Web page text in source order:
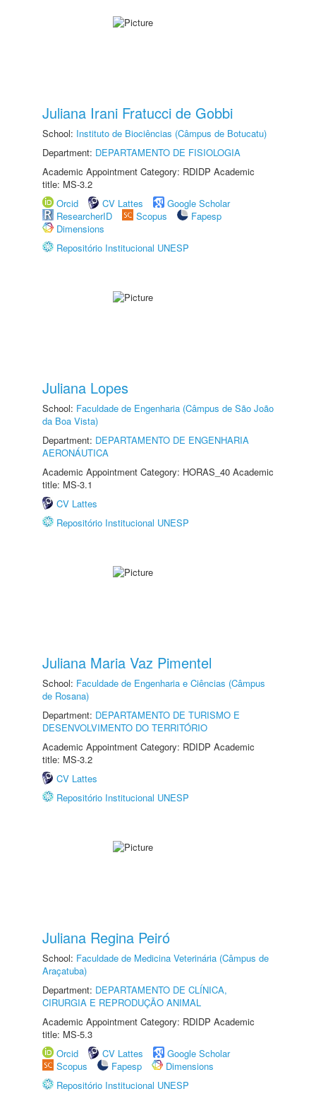
Juliana Irani Fratucci de Gobbi
School: Instituto de Biociências (Câmpus de Botucatu)
Department: DEPARTAMENTO DE FISIOLOGIA
Academic Appointment Category: RDIDP Academic
title: MS-3.2
Orcid
CV Lattes
Google Scholar
ResearcherID
Scopus
Fapesp
Dimensions
Repositório Institucional UNESP
Juliana Lopes
School: Faculdade de Engenharia (Câmpus de São João
da Boa Vista)
Department: DEPARTAMENTO DE ENGENHARIA
AERONÁUTICA
Academic Appointment Category: HORAS_40 Academic
title: MS-3.1
CV Lattes
Repositório Institucional UNESP
Juliana Maria Vaz Pimentel
School: Faculdade de Engenharia e Ciências (Câmpus
de Rosana)
Department: DEPARTAMENTO DE TURISMO E
DESENVOLVIMENTO DO TERRITÓRIO
Academic Appointment Category: RDIDP Academic
title: MS-3.2
CV Lattes
Repositório Institucional UNESP
Juliana Regina Peiró
School: Faculdade de Medicina Veterinária (Câmpus de
Araçatuba)
Department: DEPARTAMENTO DE CLÍNICA,
CIRURGIA E REPRODUÇÃO ANIMAL
Academic Appointment Category: RDIDP Academic
title: MS-5.3
Orcid
CV Lattes
Google Scholar
Scopus
Fapesp
Dimensions
Repositório Institucional UNESP